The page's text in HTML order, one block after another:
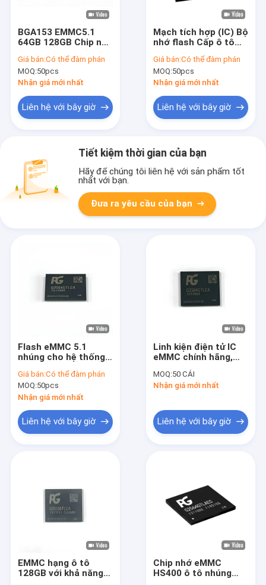
BGA153 EMMC5.1
64GB 128GB Chip nhớ
EMMC5.1
Giá bán:Có thể đàm phán
MOQ:50pcs
Nhận giá mới nhất
Liên hệ với bây giờ
Mạch tích hợp (IC) Bộ
nhớ flash Cấp ô tô
128GB 256GB
Giá bán:Có thể đàm phán
MOQ:50pcs
Nhận giá mới nhất
Liên hệ với bây giờ
Tiết kiệm thời gian của bạn
Hãy để chúng tôi liên hệ với sản phẩm tốt
nhất với bạn.
Đưa ra yêu cầu của bạn
Flash eMMC 5.1
nhúng cho hệ thống
xe Chip bộ nhớ IC cấp
độ ô tô eMMC 5.1
Giá bán:Có thể đàm phán
MOQ:50pcs
Nhận giá mới nhất
Liên hệ với bây giờ
Linh kiện điện tử IC
eMMC chính hãng,
nguyên bản, cấp độ ô
tô, dùng cho hệ
thống thông tin giải
MOQ:50 CÁI
Nhận giá mới nhất
Liên hệ với bây giờ
EMMC hạng ô tô
128GB với khả năng
Chip nhớ eMMC
HS400 ô tô nhúng